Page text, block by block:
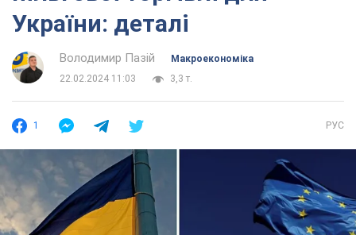
України: деталі
Володимир Пазій
Mакроекономіка
22.02.2024 11:03
3,3 т.
1 РУС